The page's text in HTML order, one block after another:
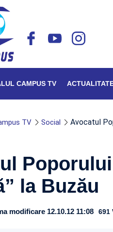
CAMPUS TV
TV Social Avocatul
la Buzău
modificare 12.10.12 11:08 691